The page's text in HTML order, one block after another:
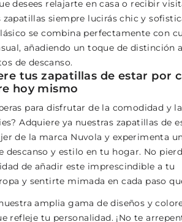
desees relajarte en casa o recibir
zapatillas siempre lucirás chic y
se combina perfectamente con
añadiendo un toque de distinción
de descanso.
tus zapatillas de estar por
hoy mismo
para disfrutar de la comodidad y
Adquiere ya nuestras zapatillas de
de la marca Nuvola y experimenta
descanso y estilo en tu hogar. No
de añadir este imprescindible a tu
y sentirte mimada en cada paso
amplia gama de diseños y
refleje tu personalidad. ¡No te